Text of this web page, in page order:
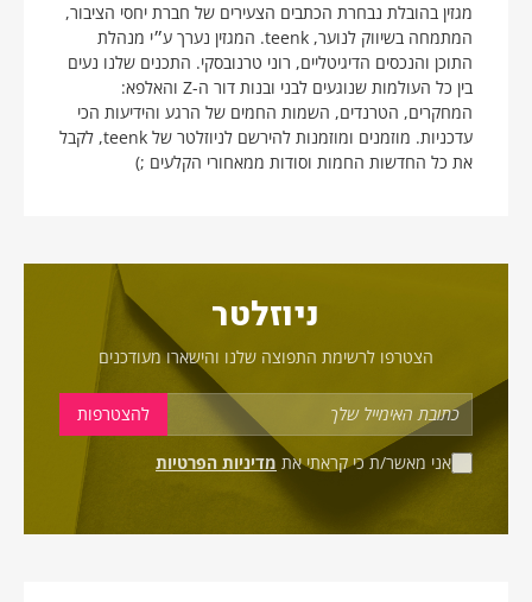
מגזין בהובלת נבחרת הכתבים הצעירים של חברת יחסי הציבור,
המתמחה בשיווק לנוער, teenk. המגזין נערך ע״י מנהלת
התוכן והנכסים הדיגיטליים, רוני טרנובסקי. התכנים שלנו נעים
בין כל העולמות שנוגעים לבני ובנות דור ה-Z והאלפא:
המחקרים, הטרנדים, השמות החמים של הרגע והידיעות הכי
עדכניות. מוזמנים ומוזמנות להירשם לניוזלטר של teenk, לקבל
את כל החדשות החמות וסודות ממאחורי הקלעים ;)
ניוזלטר
הצטרפו לרשימת התפוצה שלנו והישארו מעודכנים
אני מאשר/ת כי קראתי את מדיניות הפרטיות